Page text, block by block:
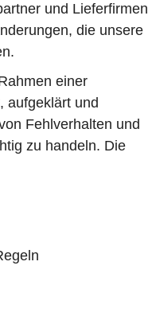
und Lieferfirmen
die unsere
einer
aufgeklärt und
Fehlverhalten und
zu handeln. Die